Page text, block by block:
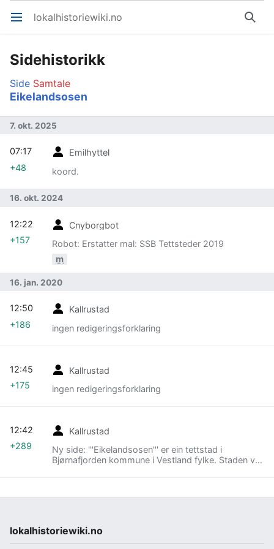
Åpne hovedmenyen lokalhistoriewiki.no Søk
Sidehistorikk
Side Samtale
Eikelandsosen
7. okt. 2025
Emilhyttel
koord.
07:17
+48
16. okt. 2024
Cnyborgbot
Robot: Erstatter mal: SSB Tettsteder 2019
m
12:22
+157
16. jan. 2020
Kallrustad
ingen redigeringsforklaring
12:50
+186
Kallrustad
ingen redigeringsforklaring
12:45
+175
Kallrustad
Ny side: '''Eikelandsosen''' er ein tettstad i
Bjørnafjorden kommune i Vestland fylke. Staden var
12:42
+289
lokalhistoriewiki.no